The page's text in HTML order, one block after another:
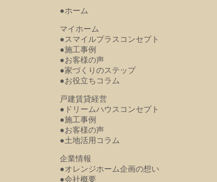
●ホーム
マイホーム
●スマイルプラスコンセプト
●施工事例
●お客様の声
●家づくりのステップ
●お役立ちコラム
戸建賃貸経営
●ドリームハウスコンセプト
●施工事例
●お客様の声
●土地活用コラム
企業情報
●オレンジホーム企画の想い
●会社概要